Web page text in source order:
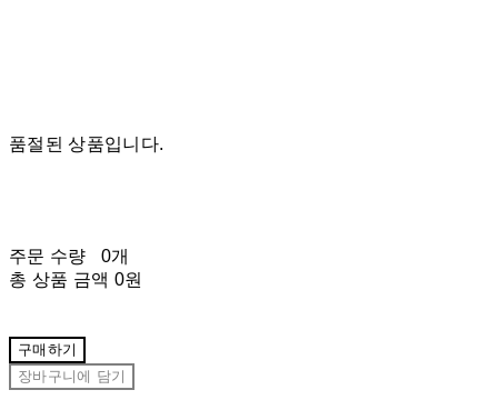
품절된 상품입니다.
주문 수량
0개
총 상품 금액 0원
구매하기
장바구니에 담기